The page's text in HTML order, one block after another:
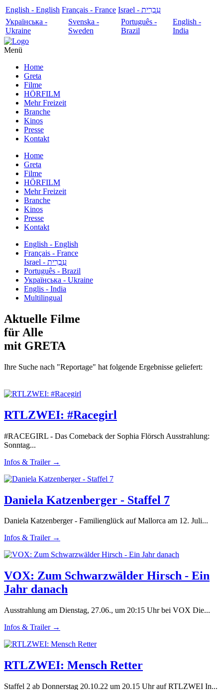
English - English Français - France
עִבְרִית - Israel
Українська -
Ukraine
Svenska -
Sweden
Português -
Brazil
English -
India
Menü
Home
Greta
Filme
HÖRFILM
Mehr Freizeit
Branche
Kinos
Presse
Kontakt
Home
Greta
Filme
HÖRFILM
Mehr Freizeit
Branche
Kinos
Presse
Kontakt
English - English
Français - France
עִבְרִית - Israel
Português - Brazil
Українська - Ukraine
Englis - India
Multilingual
Aktuelle Filme
für Alle
mit GRETA
Ihre Suche nach "Reportage" hat folgende Ergebnisse geliefert:
RTLZWEI: #Racegirl
#RACEGIRL - Das Comeback der Sophia Flörsch Ausstrahlung:
Sonntag...
Infos & Trailer →
Daniela Katzenberger - Staffel 7
Daniela Katzenberger - Familienglück auf Mallorca am 12. Juli...
Infos & Trailer →
VOX: Zum Schwarzwälder Hirsch - Ein
Jahr danach
Ausstrahlung am Dienstag, 27.06., um 20:15 Uhr bei VOX Die...
Infos & Trailer →
RTLZWEI: Mensch Retter
Staffel 2 ab Donnerstag 20.10.22 um 20.15 Uhr auf RTLZWEI In...